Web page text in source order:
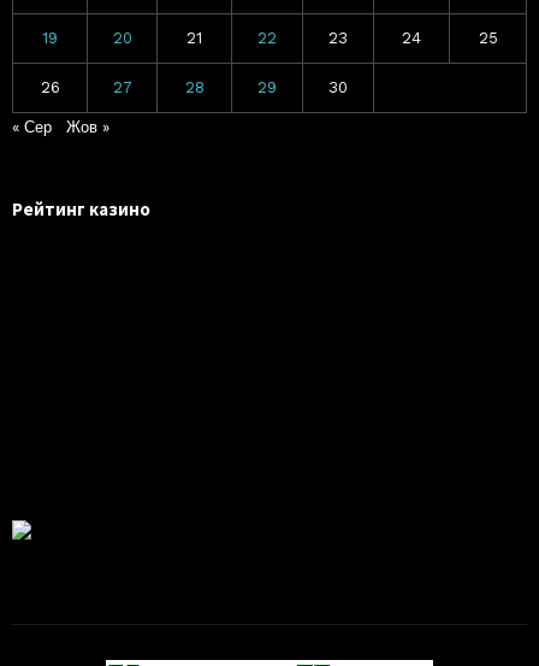
19 20 21 22 23 24 25
26 27 28 29 30
« Сер Жов »
Рейтинг казино